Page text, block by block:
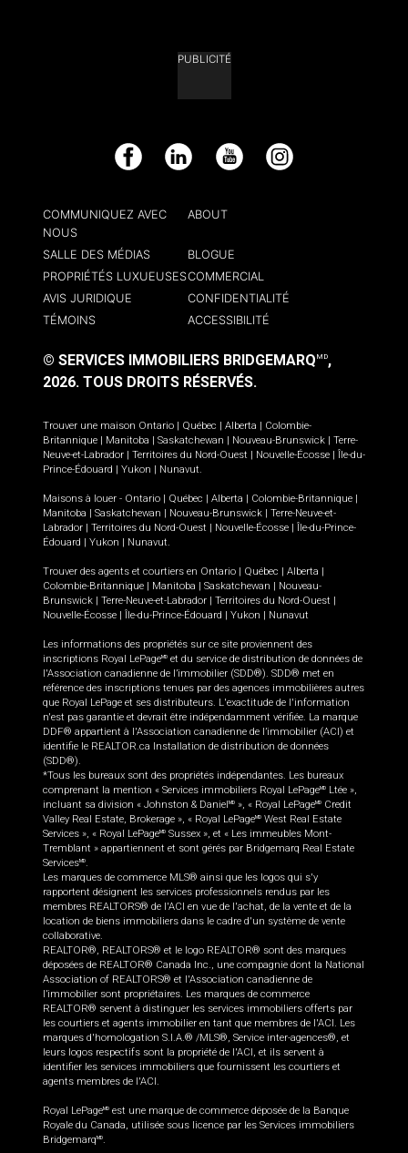
PUBLICITÉ
Facebook LinkedIn YouTube Instagram
COMMUNIQUEZ AVEC
NOUS
ABOUT
SALLE DES MÉDIAS
BLOGUE
PROPRIÉTÉS LUXUEUSESCOMMERCIAL
AVIS JURIDIQUE
CONFIDENTIALITÉ
TÉMOINS
ACCESSIBILITÉ
© SERVICES IMMOBILIERS BRIDGEMARQ MD,
2026. TOUS DROITS RÉSERVÉS.
Trouver une maison Ontario Québec Alberta
Colombie-
Britannique
Manitoba Saskatchewan Nouveau-Brunswick
Terre-
Neuve-et-Labrador
Territoires du Nord-Ouest Nouvelle-Écosse
Île-du-
Prince-Édouard
Yukon Nunavut.
Maisons à louer - Ontario Québec Alberta Colombie-Britannique
Manitoba
Saskatchewan Nouveau-Brunswick
Terre-Neuve-et-
Labrador
Territoires du Nord-Ouest Nouvelle-Écosse
Île-du-Prince-
Édouard
Yukon Nunavut.
Trouver des agents et courtiers en Ontario Québec Alberta
Colombie-Britannique
Manitoba Saskatchewan
Nouveau-
Brunswick
Terre-Neuve-et-Labrador Territoires du Nord-Ouest
Nouvelle-Écosse
Île-du-Prince-Édouard Yukon Nunavut
Les informations des propriétés sur ce site proviennent des
inscriptions Royal LePageMD et du service de distribution de données de
l'Association canadienne de l’immobilier (SDD®). SDD® met en
référence des inscriptions tenues par des agences immobilières autres
que Royal LePage et ses distributeurs. L'exactitude de l'information
n'est pas garantie et devrait être indépendamment vérifiée. La marque
DDF® appartient à l'Association canadienne de l’immobilier (ACI) et
identifie le REALTOR.ca Installation de distribution de données
(SDD®).
*Tous les bureaux sont des propriétés indépendantes. Les bureaux
comprenant la mention « Services immobiliers Royal LePageMD
Ltée »,
incluant sa division « Johnston & Daniel MD », « Royal LePageMD
Credit
Valley Real Estate, Brokerage », « Royal LePageMD West Real Estate
Services », « Royal LePageMD Sussex », et « Les immeubles Mont-
Tremblant » appartiennent et sont gérés par Bridgemarq Real Estate
ServicesMD.
Les marques de commerce MLS® ainsi que les logos qui s'y
rapportent désignent les services professionnels rendus par les
membres REALTORS® de l'ACI en vue de l'achat, de la vente et de la
location de biens immobiliers dans le cadre d'un système de vente
collaborative.
REALTOR®, REALTORS® et le logo REALTOR® sont des marques
déposées de REALTOR® Canada Inc., une compagnie dont la National
Association of REALTORS® et l'Association canadienne de
l’immobilier sont propriétaires. Les marques de commerce
REALTOR® servent à distinguer les services immobiliers offerts par
les courtiers et agents immobilier en tant que membres de l'ACI. Les
marques d'homologation S.I.A.® /MLS®, Service inter-agences®, et
leurs logos respectifs sont la propriété de l'ACI, et ils servent à
identifier les services immobiliers que fournissent les courtiers et
agents membres de l'ACI.
Royal LePageMD est une marque de commerce déposée de la Banque
Royale du Canada, utilisée sous licence par les Services immobiliers
BridgemarqMD.